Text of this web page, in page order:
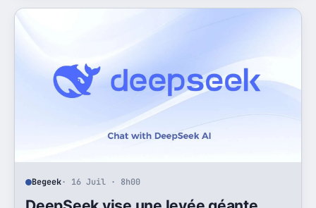
Begeek· 16 Juil · 8h00